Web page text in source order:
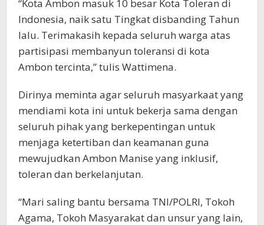
“Kota Ambon masuk 10 besar Kota Toleran di
Indonesia, naik satu Tingkat disbanding Tahun
lalu. Terimakasih kepada seluruh warga atas
partisipasi membanyun toleransi di kota
Ambon tercinta,” tulis Wattimena.
Dirinya meminta agar seluruh masyarkaat yang
mendiami kota ini untuk bekerja sama dengan
seluruh pihak yang berkepentingan untuk
menjaga ketertiban dan keamanan guna
mewujudkan Ambon Manise yang inklusif,
toleran dan berkelanjutan.
“Mari saling bantu bersama TNI/POLRI, Tokoh
Agama, Tokoh Masyarakat dan unsur yang lain,